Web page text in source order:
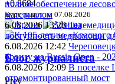
полное обеспечение
материалом
6.08.2026 13:28
доступность медпомощи
6.08.2026 12:42
бронзу на Russia Open -
6.08.2026 12:09 В поселке
отремонтированный мост
+0.8684
Курс валют на 07.08.2026
Блог журналиста
Prev